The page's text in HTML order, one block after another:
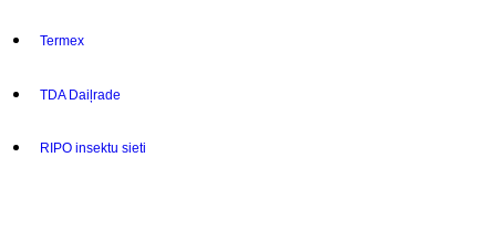
Termex
TDA Daiļrade
RIPO insektu sieti